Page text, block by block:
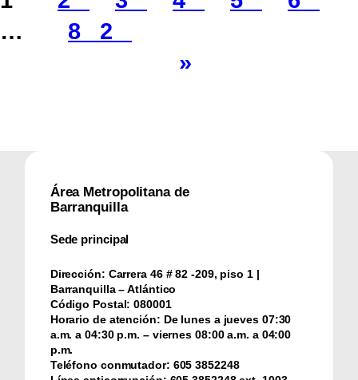
…
82
»
Área Metropolitana de
Barranquilla
Sede principal
Dirección: Carrera 46 # 82 -209, piso 1 |
Barranquilla – Atlántico
Código Postal: 080001
Horario de atención: De lunes a jueves 07:30
a.m. a 04:30 p.m. – viernes 08:00 a.m. a 04:00
p.m.
Teléfono conmutador: ‪605 3852248